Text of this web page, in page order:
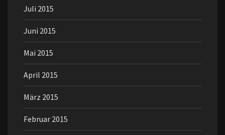
Juli 2015
Juni 2015
Mai 2015
April 2015
März 2015
Februar 2015